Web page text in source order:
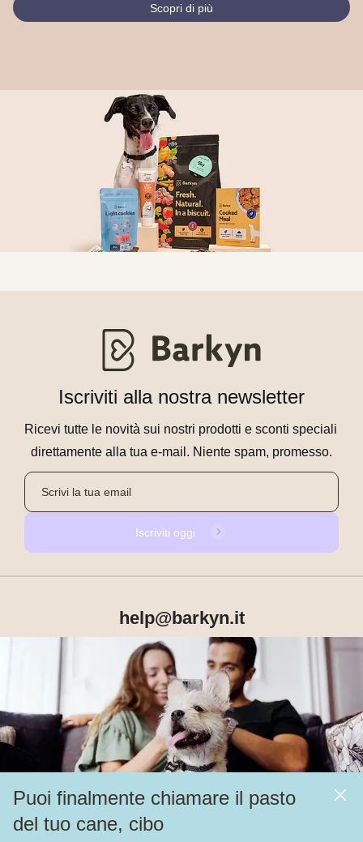
Scopri di più
Puoi finalmente chiamare il pasto
del tuo cane, cibo
Iscriviti alla nostra newsletter
Ricevi tutte le novità sui nostri prodotti e sconti speciali
direttamente alla tua e-mail. Niente spam, promesso.
Iscriviti oggi
help@barkyn.it
Prodotti
Altri link
Alimentazione